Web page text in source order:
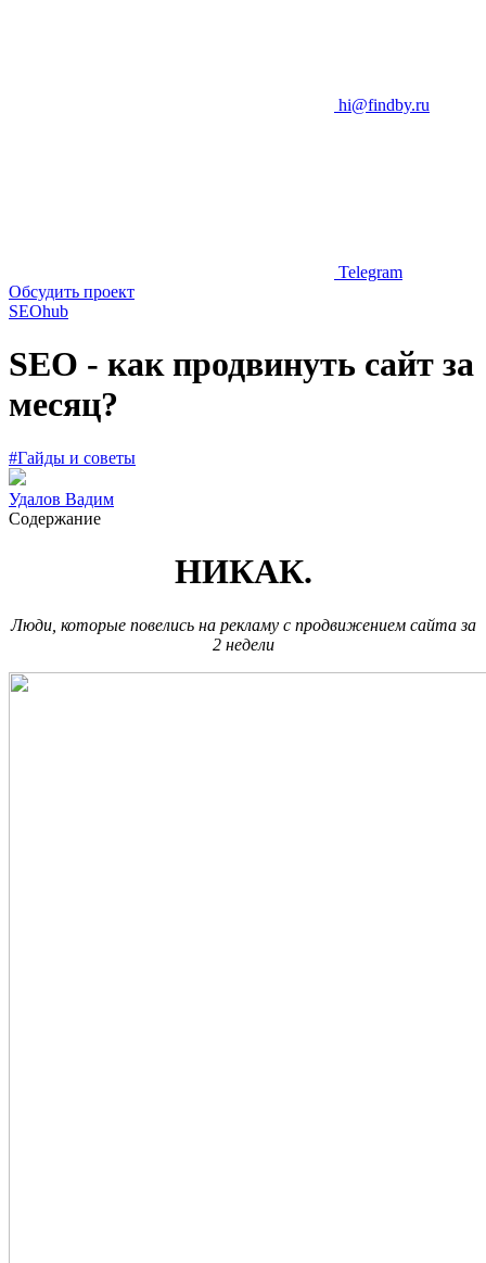
hi@findby.ru
Telegram
Обсудить проект
SEOhub
SEO - как продвинуть сайт за
месяц?
#Гайды и советы
Удалов Вадим
Содержание
НИКАК.
Люди, которые повелись на рекламу с продвижением сайта за
2 недели